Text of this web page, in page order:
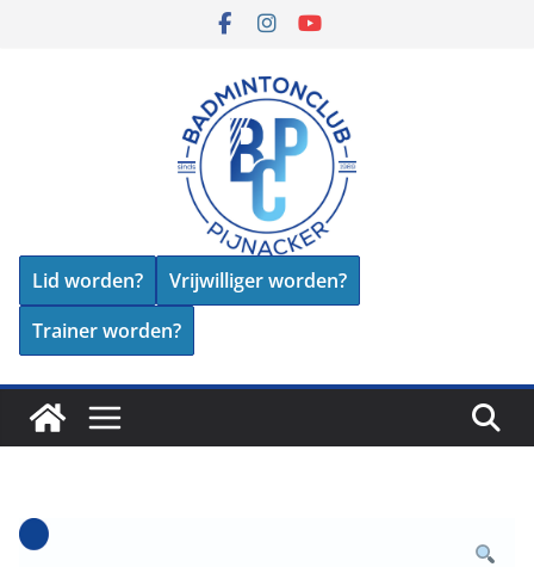
Lid worden?
Vrijwilliger worden?
Trainer worden?